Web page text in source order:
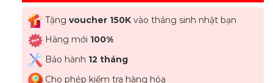
Tặng voucher 150Kvào tháng sinh nhật bạn
Hàng mới 100%
Bảo hành 12 tháng
Cho phép kiểm tra hàng hóa